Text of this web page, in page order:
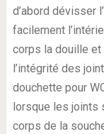
d’abord dévisser
facilement
corps la douille et
l’intégrité des
douchette pour
lorsque les joints
corps de la